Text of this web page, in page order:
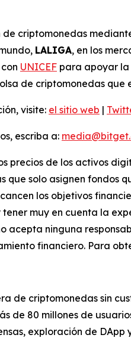
criptomonedas
LALIGA, en los
UNICEF para apoyar la
de criptomonedas que
visite: el sitio web |
escriba a:
precios de los activos
que solo asignen fondos
los objetivos
muy en cuenta la
acepta ninguna
financiero. Para
de criptomonedas sin
de 80 millones de
exploración de